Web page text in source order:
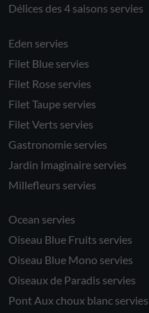
Délices des 4 saisons servies
Eden servies
Filet Blue servies
Filet Rose servies
Filet Taupe servies
Filet Verts servies
Gastronomie servies
Jardin Imaginaire servies
Millefleurs servies
Ocean servies
Oiseau Blue Fruits servies
Oiseau Blue Mono servies
Oiseaux de Paradis servies
Pont Aux choux blanc servies